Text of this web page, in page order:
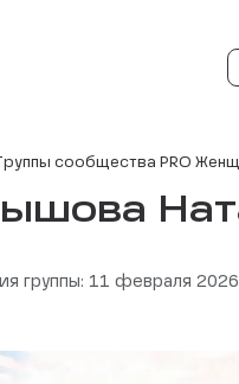
сообщества PRO
группы: 11 февраля 2026